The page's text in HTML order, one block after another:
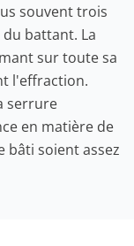
souvent trois
battant. La
sur toute sa
l'effraction.
serrure
en matière de
bâti soient assez